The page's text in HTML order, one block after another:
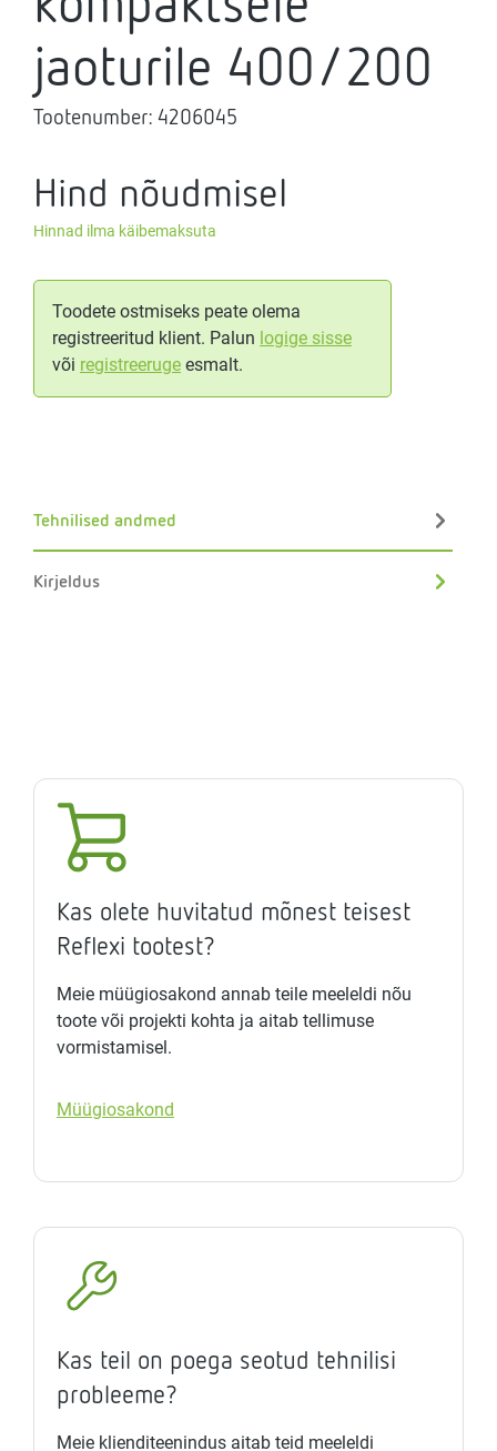
jaoturile 400/200
Tootenumber: 4206045
Hind nõudmisel
Hinnad ilma käibemaksuta
Toodete ostmiseks peate olema
registreeritud klient. Palun logige sisse
või registreeruge esmalt.
Tehnilised andmed
Kirjeldus
Kas olete huvitatud mõnest teisest
Reflexi tootest?
Meie müügiosakond annab teile meeleldi nõu
toote või projekti kohta ja aitab tellimuse
vormistamisel.
Müügiosakond
Kas teil on poega seotud tehnilisi
probleeme?
Meie klienditeenindus aitab teid meeleldi